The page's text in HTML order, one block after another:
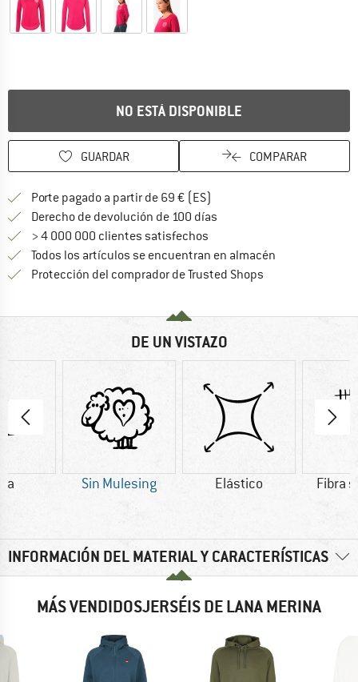
NO ESTÁ DISPONIBLE
GUARDAR COMPARAR
Porte pagado a partir de 69 € (ES)
Derecho de devolución de 100 días
> 4 000 000 clientes satisfechos
Todos los artículos se encuentran en almacén
Protección del comprador de Trusted Shops
DE UN VISTAZO
Sin Mulesing Elástico Fibra
INFORMACIÓN DEL MATERIAL Y CARACTERÍSTICAS
MÁS VENDIDOSJERSÉIS DE LANA MERINA